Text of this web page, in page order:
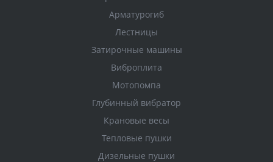
Арматурогиб
Лестницы
Затирочные машины
Виброплита
Мотопомпа
Глубинный вибратор
Крановые весы
Тепловые пушки
Дизельные пушки